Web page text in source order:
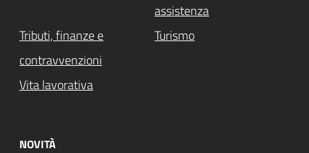
assistenza
Tributi, finanze e
contravvenzioni
Turismo
Vita lavorativa
NOVITÀ